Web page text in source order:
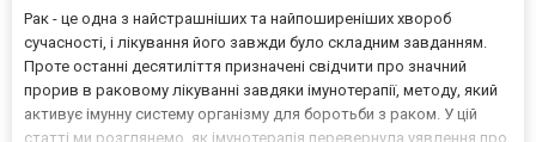
Рак - це одна з найстрашніших та найпоширеніших хвороб
сучасності, і лікування його завжди було складним завданням.
Проте останні десятиліття призначені свідчити про значний
прорив в раковому лікуванні завдяки імунотерапії, методу, який
активує імунну систему організму для боротьби з раком. У цій
статті ми розглянемо, як імунотерапія перевернула уявлення про